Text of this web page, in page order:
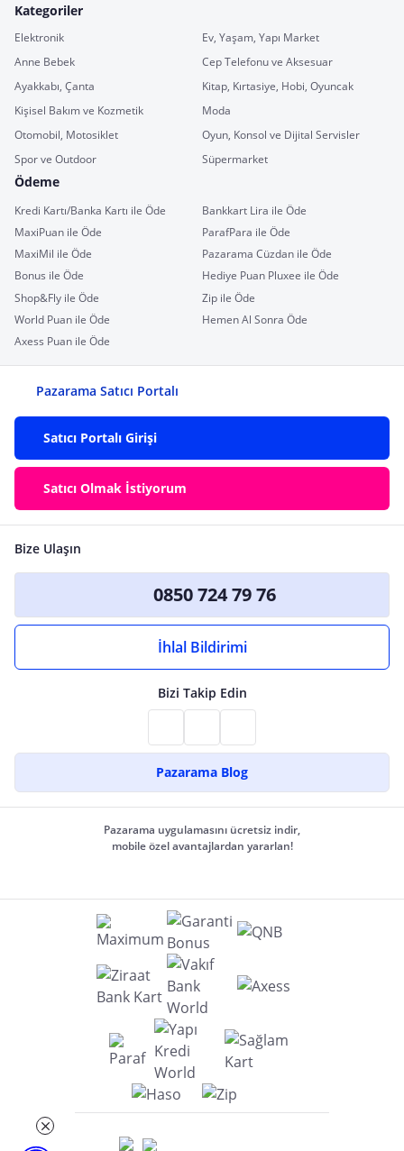
Kategoriler
Elektronik
Ev, Yaşam, Yapı Market
Anne Bebek
Cep Telefonu ve Aksesuar
Ayakkabı, Çanta
Kitap, Kırtasiye, Hobi, Oyuncak
Kişisel Bakım ve Kozmetik
Moda
Otomobil, Motosiklet
Oyun, Konsol ve Dijital Servisler
Spor ve Outdoor
Süpermarket
Ödeme
Kredi Kartı/Banka Kartı ile Öde
Bankkart Lira ile Öde
MaxiPuan ile Öde
ParafPara ile Öde
MaxiMil ile Öde
Pazarama Cüzdan ile Öde
Bonus ile Öde
Hediye Puan Pluxee ile Öde
Shop&Fly ile Öde
Zip ile Öde
World Puan ile Öde
Hemen Al Sonra Öde
Axess Puan ile Öde
Pazarama Satıcı Portalı
Satıcı Portalı Girişi
Satıcı Olmak İstiyorum
Bize Ulaşın
0850 724 79 76
İhlal Bildirimi
Bizi Takip Edin
Pazarama Blog
Pazarama uygulamasını ücretsiz indir,
mobile özel avantajlardan yararlan!